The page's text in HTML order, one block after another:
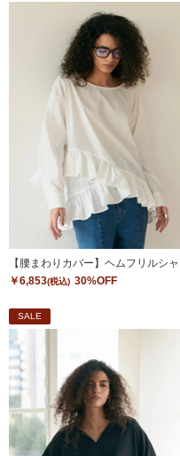
￥6,853(税込) 30%OFF
SALE